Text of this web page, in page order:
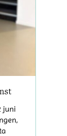
juni